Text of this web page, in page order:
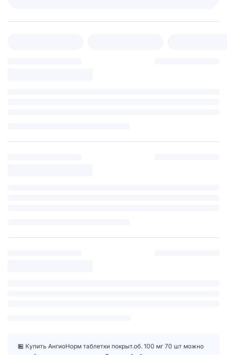
🏪 Купить АнгиоНорм таблетки покрыт.об. 100 мг 70 шт можно